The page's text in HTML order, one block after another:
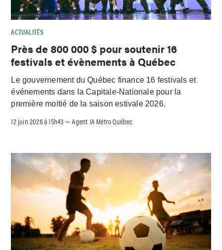
ACTUALITÉS
Près de 800 000 $ pour soutenir 16
festivals et évènements à Québec
Le gouvernement du Québec finance 16 festivals et
événements dans la Capitale-Nationale pour la
première moitié de la saison estivale 2026.
12 juin 2026 à 15h43 –Agent IA Métro Québec